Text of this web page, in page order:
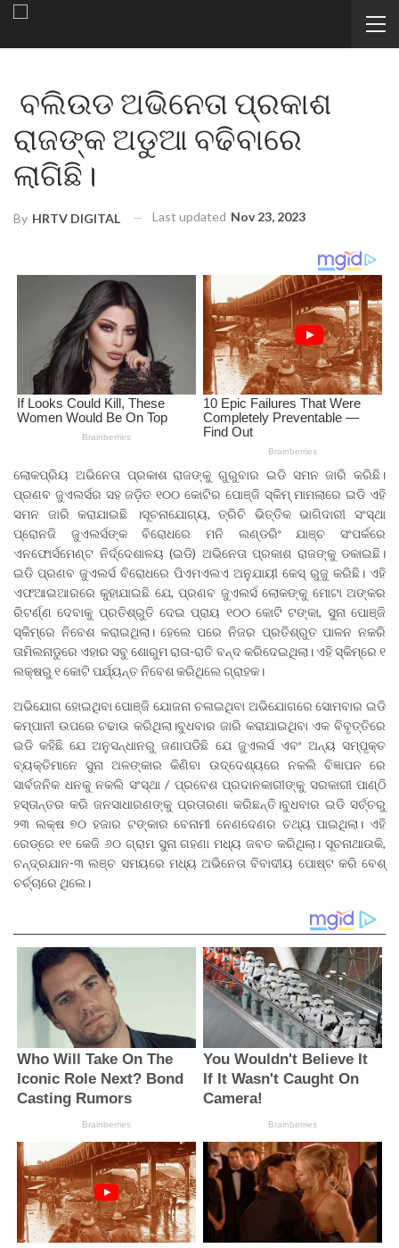
ବଲିଉଡ ଅଭିନେତା ପ୍ରକାଶ
ରାଜଙ୍କ ଅଡୁଆ ବଢିବାରେ
ଲାଗିଛି।
By HRTV DIGITAL Last updated Nov 23, 2023
ଲୋକପ୍ରିୟ ଅଭିନେତା ପ୍ରକାଶ ରାଜଙ୍କୁ ଗୁରୁବାର ଇଡି ସମନ ଜାରି କରିଛି।
ପ୍ରଣବ ଜୁଏଲର୍ସର ସହ ଜଡ଼ିତ ୧୦୦ କୋଟିର ପୋଞ୍ଜି ସ୍କିମ୍‌ ମାମଲାରେ ଇଡି ଏହି
ସମନ ଜାରି କରାଯାଇଛି ।ସୂଚନାଯୋଗ୍ୟ, ତ୍ରିଚି ଭିତ୍ତିକ ଭାଗିଦାରୀ ସଂସ୍ଥା
ପ୍ରୋନଜି ଜୁଏଲର୍ସଙ୍କ ବିରୋଧରେ ମନି ଲଣ୍ଡରିଂ ଯାଞ୍ଚ ସଂପର୍କରେ
ଏନଫୋର୍ସମେଣ୍ଟ ନିର୍ଦ୍ଦେଶାଳୟ (ଇଡି) ଅଭିନେତା ପ୍ରକାଶ ରାଜଙ୍କୁ ଡକାଇଛି।
ଇଡି ପ୍ରଣବ ଜୁଏଲର୍ସ ବିରୋଧରେ ପିଏମଏଲଏ ଅନୁଯାୟୀ କେସ୍‌ ରୁଜୁ କରିଛି। ଏହି
ଏଫଆଇଆରରେ କୁହାଯାଇଛି ଯେ, ପ୍ରଣବ ଜୁଏଲର୍ସ ଲୋକଙ୍କୁ ମୋଟା ଅଙ୍କର
ରିଟର୍ଣ୍ଣ ଦେବାକୁ ପ୍ରତିଶ୍ରୁତି ଦେଇ ପ୍ରାୟ ୧୦୦ କୋଟି ଟଙ୍କା, ସୁନା ପୋଞ୍ଜି
ସ୍କିମ୍‌ରେ ନିବେଶ କରାଇଥିଲା। ହେଲେ ପରେ ନିଜର ପ୍ରତିଶ୍ରୁତ ପାଳନ ନକରି
ତାମିଲନାଡୁରେ ଏହାର ସବୁ ଶୋରୁମ ରାତା-ରାତି ବନ୍ଦ କରିଦେଇଥିଲା। ଏହି ସ୍କିମ୍‌ରେ ୧
ଲକ୍ଷରୁ ୧ କୋଟି ପର୍ଯ୍ୟନ୍ତ ନିବେଶ କରିଥିଲେ ଗ୍ରାହକ।
ଅଭିଯୋଗ ହୋଇଥିବା ପୋଞ୍ଜି ଯୋଜନା ଚଳାଇଥିବା ଅଭିଯୋଗରେ ସୋମବାର ଇଡି
କମ୍ପାନୀ ଉପରେ ଚଢାଉ କରିଥିଲା।ବୁଧବାର ଜାରି କରାଯାଇଥିବା ଏକ ବିବୃତ୍ତିରେ
ଇଡି କହିଛି ଯେ ଅନୁସନ୍ଧାନରୁ ଜଣାପଡିଛି ଯେ ଜୁଏଲର୍ସ ଏବଂ ଅନ୍ୟ ସମ୍ପୃକ୍ତ
ବ୍ୟକ୍ତିମାନେ ସୁନା ଅଳଙ୍କାର କିଣିବା ଉଦ୍ଦେଶ୍ୟରେ ନକଲି ବିଜ୍ଞାପନ ରେ
ସାର୍ବଜନିକ ଧନକୁ ନକଲି ସଂସ୍ଥା / ପ୍ରବେଶ ପ୍ରଦାନକାରୀଙ୍କୁ ସରକାରୀ ପାଣ୍ଠି
ହସ୍ତାନ୍ତର କରି ଜନସାଧାରଣଙ୍କୁ ପ୍ରତାରଣା କରିଛନ୍ତି।ବୁଧବାର ଇଡି ସର୍ଚ୍ଚରୁ
୨୩ ଲକ୍ଷ ୭୦ ହଜାର ଟଙ୍କାର ବେନାମୀ ନେଣଦେଣର ତଥ୍ୟ ପାଇଥିଲା। ଏହି
ରେଡ୍‌ରେ ୧୧ କେଜି ୬୦ ଗ୍ରାମ ସୁନା ଗହଣା ମଧ୍ୟ ଜବତ କରିଥିଲା। ସୂଚନାଥାଉକି,
ଚନ୍ଦ୍ରଯାନ-୩ ଲଞ୍ଚ ସମୟରେ ମଧ୍ୟ ଅଭିନେତା ବିବାଦୀୟ ପୋଷ୍ଟ କରି ବେଶ୍‌
ଚର୍ଚ୍ଚାରେ ଥିଲେ।